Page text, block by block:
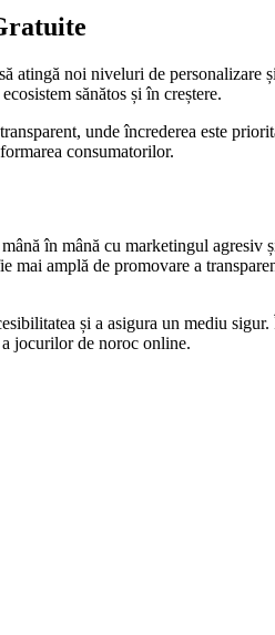
atingă noi niveluri de personalizare
sănătos și în creștere.
unde încrederea este
consumatorilor.
în mână cu marketingul agresiv
amplă de promovare a
și a asigura un mediu
jocurilor de noroc online.